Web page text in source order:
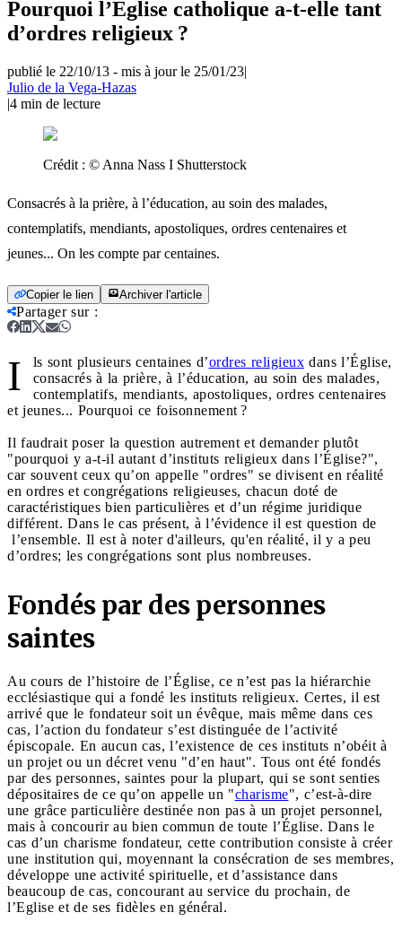
Pourquoi l’Eglise catholique a-t-elle tant
d’ordres religieux ?
publié le 22/10/13 - mis à jour le 25/01/23|
Julio de la Vega-Hazas
|4 min de lecture
Crédit : © Anna Nass I Shutterstock
Consacrés à la prière, à l’éducation, au soin des malades,
contemplatifs, mendiants, apostoliques, ordres centenaires et
jeunes... On les compte par centaines.
Copier le lien Archiver l'article
Partager sur:
I ls sont plusieurs centaines d’ordres religieux dans l’Église,
consacrés à la prière, à l’éducation, au soin des malades,
contemplatifs, mendiants, apostoliques, ordres centenaires
et jeunes... Pourquoi ce foisonnement ?
Il faudrait poser la question autrement et demander plutôt
"pourquoi y a-t-il autant d’instituts religieux dans l’Église?",
car souvent ceux qu’on appelle "ordres" se divisent en réalité
en ordres et congrégations religieuses, chacun doté de
caractéristiques bien particulières et d’un régime juridique
différent. Dans le cas présent, à l’évidence il est question de
l’ensemble. Il est à noter d'ailleurs, qu'en réalité, il y a peu
d’ordres; les congrégations sont plus nombreuses.
Fondés par des personnes
saintes
Au cours de l’histoire de l’Église, ce n’est pas la hiérarchie
ecclésiastique qui a fondé les instituts religieux. Certes, il est
arrivé que le fondateur soit un évêque, mais même dans ces
cas, l’action du fondateur s’est distinguée de l’activité
épiscopale. En aucun cas, l’existence de ces instituts n’obéit à
un projet ou un décret venu "d’en haut". Tous ont été fondés
par des personnes, saintes pour la plupart, qui se sont senties
dépositaires de ce qu’on appelle un "charisme", c’est-à-dire
une grâce particulière destinée non pas à un projet personnel,
mais à concourir au bien commun de toute l’Église. Dans le
cas d’un charisme fondateur, cette contribution consiste à créer
une institution qui, moyennant la consécration de ses membres,
développe une activité spirituelle, et d’assistance dans
beaucoup de cas, concourant au service du prochain, de
l’Eglise et de ses fidèles en général.